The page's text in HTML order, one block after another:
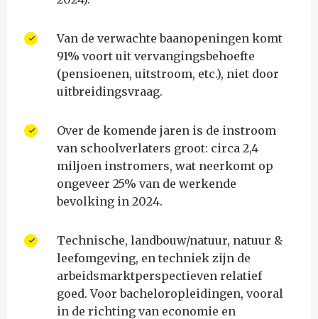
Van de verwachte baanopeningen komt
91% voort uit vervangingsbehoefte
(pensioenen, uitstroom, etc.), niet door
uitbreidingsvraag.
Over de komende jaren is de instroom
van schoolverlaters groot: circa 2,4
miljoen instromers, wat neerkomt op
ongeveer 25% van de werkende
bevolking in 2024.
Technische, landbouw/natuur, natuur &
leefomgeving, en techniek zijn de
arbeidsmarktperspectieven relatief
goed. Voor bachelor­opleidingen, vooral
in de richting van economie en